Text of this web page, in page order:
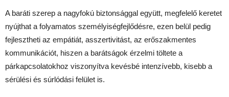
A baráti szerep a nagyfokú biztonsággal együtt, megfelelő keretet
nyújthat a folyamatos személyiségfejlődésre, ezen belül pedig
fejlesztheti az empátiát, asszertivitást, az erőszakmentes
kommunikációt, hiszen a barátságok érzelmi töltete a
párkapcsolatokhoz viszonyítva kevésbé intenzívebb, kisebb a
sérülési és súrlódási felület is.